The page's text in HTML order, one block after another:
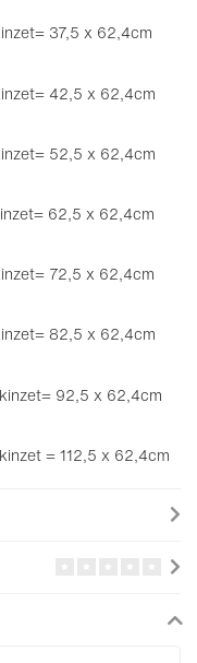
37,5 x 62,4cm
42,5 x 62,4cm
52,5 x 62,4cm
62,5 x 62,4cm
72,5 x 62,4cm
82,5 x 62,4cm
92,5 x 62,4cm
= 112,5 x 62,4cm